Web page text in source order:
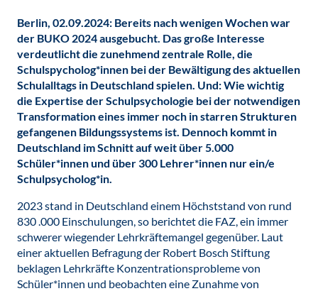
Berlin, 02.09.2024: Bereits nach wenigen Wochen war
der BUKO 2024 ausgebucht. Das große Interesse
verdeutlicht die zunehmend zentrale Rolle, die
Schulspycholog*innen bei der Bewältigung des aktuellen
Schulalltags in Deutschland spielen. Und: Wie wichtig
die Expertise der Schulpsychologie bei der notwendigen
Transformation eines immer noch in starren Strukturen
gefangenen Bildungssystems ist. Dennoch kommt in
Deutschland im Schnitt auf weit über 5.000
Schüler*innen und über 300 Lehrer*innen nur ein/e
Schulpsycholog*in.
2023 stand in Deutschland einem Höchststand von rund
830 .000 Einschulungen, so berichtet die FAZ, ein immer
schwerer wiegender Lehrkräftemangel gegenüber. Laut
einer aktuellen Befragung der Robert Bosch Stiftung
beklagen Lehrkräfte Konzentrationsprobleme von
Schüler*innen und beobachten eine Zunahme von